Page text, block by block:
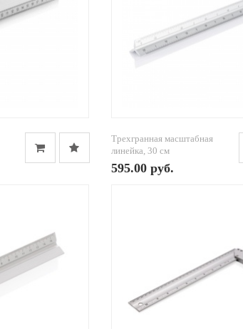
Трехгранная масштабная
линейка, 30 см
595.00 руб.